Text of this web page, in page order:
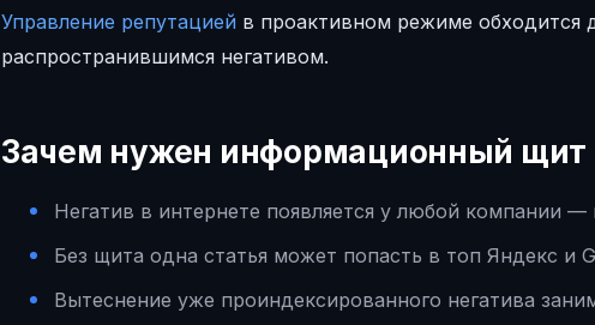
Управление репутацией в проактивном режиме обходится
распространившимся негативом.
Зачем нужен информационный щит
Негатив в интернете появляется у любой компании
Без щита одна статья может попасть в топ Яндекс и
Вытеснение уже проиндексированного негатива